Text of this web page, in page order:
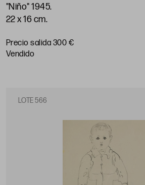
"Niño" 1945.
22 x 16 cm.
Precio salida 300 €
vendido
LOTE 566